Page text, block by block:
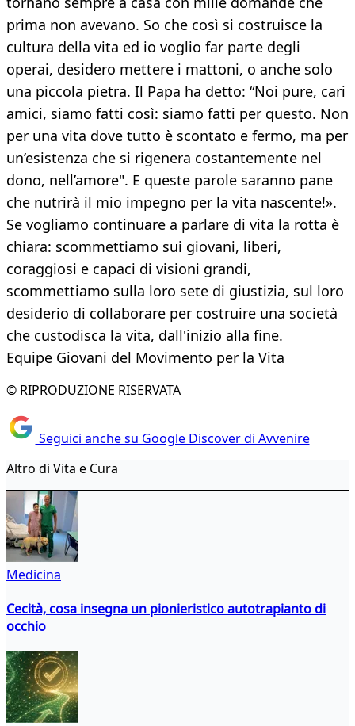
prima non avevano. So che così si costruisce la
cultura della vita ed io voglio far parte degli
operai, desidero mettere i mattoni, o anche solo
una piccola pietra. Il Papa ha detto: “Noi pure, cari
amici, siamo fatti così: siamo fatti per questo. Non
per una vita dove tutto è scontato e fermo, ma per
un’esistenza che si rigenera costantemente nel
dono, nell’amore". E queste parole saranno pane
che nutrirà il mio impegno per la vita nascente!».
Se vogliamo continuare a parlare di vita la rotta è
chiara: scommettiamo sui giovani, liberi,
coraggiosi e capaci di visioni grandi,
scommettiamo sulla loro sete di giustizia, sul loro
desiderio di collaborare per costruire una società
che custodisca la vita, dall'inizio alla fine.
Equipe Giovani del Movimento per la Vita
© RIPRODUZIONE RISERVATA
Seguici anche su Google Discover di Avvenire
Altro di Vita e Cura
Medicina
Cecità, cosa insegna un pionieristico autotrapianto di
occhio